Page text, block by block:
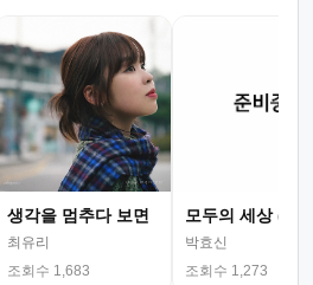
생각을 멈추다 보면
최유리
조회수 1,683
모두의 세상 (뮤
박효신
조회수 1,273